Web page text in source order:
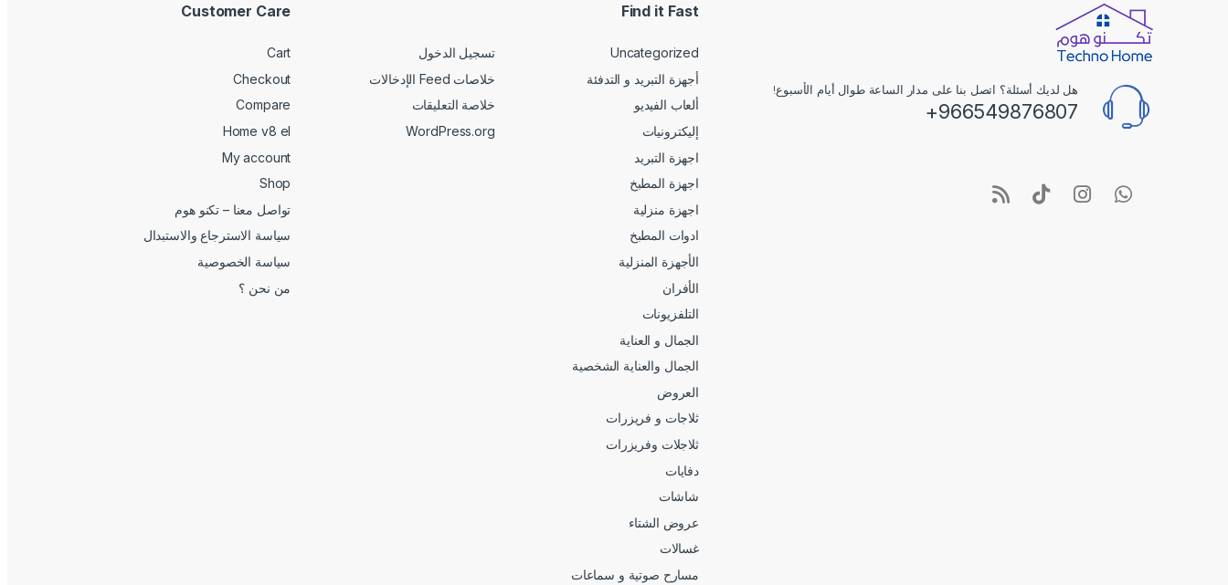
هل لديك أسئلة؟ اتصل بنا على مدار الساعة طوال أيام الأسبوع!
Find it Fast
Uncategorized
أجهزة التبريد و التدفئة
ألعاب الفيديو
إليكترونيات
اجهزة التبريد
اجهزة المطبخ
اجهزة منزلية
ادوات المطبخ
الأجهزة المنزلية
الأفران
التلفزيونات
الجمال و العناية
الجمال والعناية الشخصية
العروض
ثلاجات و فريزرات
ثلاجلات وفريزرات
دفايات
شاشات
عروض الشتاء
غسالات
مسارح صوتية و سماعات
تسجيل الدخول
خلاصات Feed الإدخالات
خلاصة التعليقات
WordPress.org
Customer Care
Cart
Checkout
Compare
Home v8 el
My account
Shop
تواصل معنا – تكنو هوم
سياسة الاسترجاع والاستبدال
سياسة الخصوصية
من نحن ؟